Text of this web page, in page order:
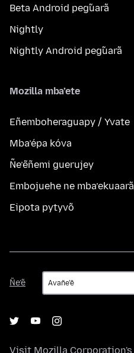
Beta Android peg̃uarã
Nightly
Nightly Android peg̃uarã
Mozilla mba’ete
Eñemboheraguapy / Yvate
Mba’épa kóva
Ñe’ẽñemi guerujey
Embojuehe ne mba’ekuaarã
Eipota pytyvõ
Ñe’ẽ
Ñe’ẽ
Visit Mozilla Corporation's